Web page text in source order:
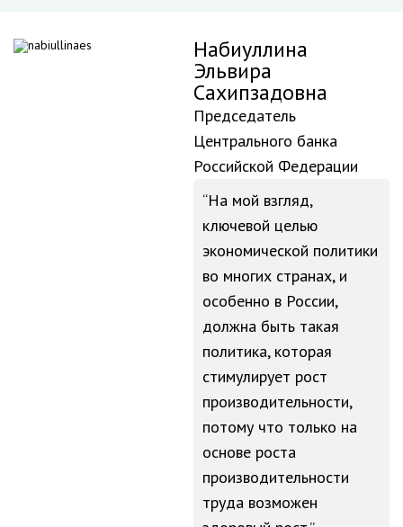
Набиуллина
Эльвира
Сахипзадовна
Председатель
Центрального банка
Российской Федерации
На мой взгляд,
ключевой целью
экономической политики
во многих странах, и
особенно в России,
должна быть такая
политика, которая
стимулирует рост
производительности,
потому что только на
основе роста
производительности
труда возможен